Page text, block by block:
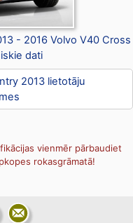
- 2016 Volvo V40 Cross
dati
2013 lietotāju
vienmēr pārbaudiet
rokasgrāmatā!